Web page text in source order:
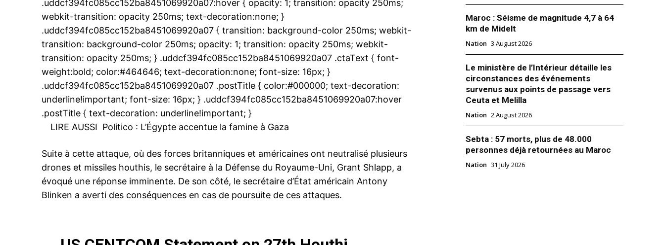
S'ABONNER MAINTENANT
Les États-Unis bombardent des cibles au
Yémen liées aux Houthis
Les États-Unis et le Royaume-Uni ont lancé
des frappes sur plusieurs cibles des
militants Houthis au Yémen. Les frappes
font suite à plus de deux mois d’attaques
commerce internationaux et des navires de
guerre américains dans la mer Rouge,
élargissant un conflit au Moyen-Orient…
12 January 2024
In "Nation"
Accord surprise entre Trump et les Houthis
7 May 2025
In "USA"
Au Yémen, cette autre guerre du Golfe où
Ryadh est embourbé
La guerre du Yémen qui dure depuis trois
régulière du gouvernement du président
Abd Rabbo Mansour Hédi, soutenu par la
coalition arabe conduite par l’Arabie
saoudite et les Emirats arabes unis contre
la rébellion chiite houthie épaulée par l’Iran
a connu son paroxysme…
In "Moyen-Orient"
.uddcf394fc085cc152ba8451069920a07:hover { opacity: 1; transition: opacity 250ms;
webkit-transition: opacity 250ms; text-decoration:none; }
.uddcf394fc085cc152ba8451069920a07 { transition: background-color 250ms; webkit-
transition: background-color 250ms; opacity: 1; transition: opacity 250ms; webkit-
transition: opacity 250ms; } .uddcf394fc085cc152ba8451069920a07 .ctaText { font-
weight:bold; color:#464646; text-decoration:none; font-size: 16px; }
.uddcf394fc085cc152ba8451069920a07 .postTitle { color:#000000; text-decoration:
underline!important; font-size: 16px; } .uddcf394fc085cc152ba8451069920a07:hover
.postTitle { text-decoration: underline!important; }
LIRE AUSSI Politico : L’Égypte accentue la famine à Gaza
Suite à cette attaque, où des forces britanniques et américaines ont neutralisé plusieurs
drones et missiles houthis, le secrétaire à la Défense du Royaume-Uni, Grant Shlapp, a
évoqué une réponse imminente. De son côté, le secrétaire d’État américain Antony
Blinken a averti des conséquences en cas de poursuite de ces attaques.
Maroc : Séisme de magnitude 4,7 à 64
km de Midelt
Nation 3 August 2026
Le ministère de l’Intérieur détaille les
circonstances des événements
survenus aux points de passage vers
Ceuta et Melilla
Nation 2 August 2026
Sebta : 57 morts, plus de 48.000
personnes déjà retournées au Maroc
Nation 31 July 2026